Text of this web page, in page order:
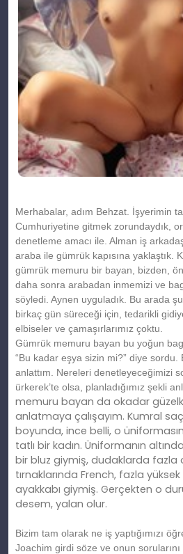
Merhabalar, adım Behzat. İşyerimin
Cumhuriyetine gitmek zorundaydık,
denetleme amacı ile. Alman iş
araba ile gümrük kapısına yaklaştık.
gümrük memuru bir bayan, bizden,
daha sonra arabadan inmemizi ve
söyledi. Aynen uyguladık. Bu arada
birkaç gün süreceği için, tedarikli
elbiseler ve çamaşırlarımız çoktu.
Gümrük memuru bayan bu yoğun
“Bu kadar eşya sizin mi?” diye sordu.
anlattım. Nereleri denetleyeceğimizi
ürkerek’te olsa, planladığımız şekli
memuru bayan da okadar
anlatmaya çalışayım. Kumral
boyunda, ince belli, o
tatlı bir kadın. Üniformanın
bir bluz giymiş, dudaklarda fazla
tırnaklarında French, fazla
ayakkabı giymiş. Gerçekten o
desem, yalan olur.
Bizim tam olarak ne iş yaptığımızı
Joachim girdi söze ve onun sorularını